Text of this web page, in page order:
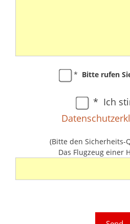
e
e
F
l
l
e
s
d
e
e
F
e
* Bitte rufen
* Ich
(Bitte den Sicherheits-
Das Flugzeug einer